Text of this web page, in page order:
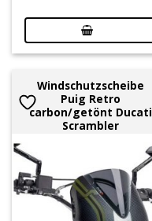
Windschutzscheibe
Puig Retro
carbon/getönt Ducati
Scrambler